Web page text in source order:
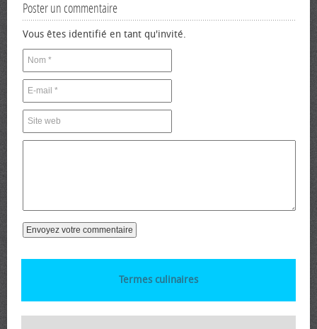
Poster un commentaire
Vous êtes identifié en tant qu'invité.
Termes culinaires